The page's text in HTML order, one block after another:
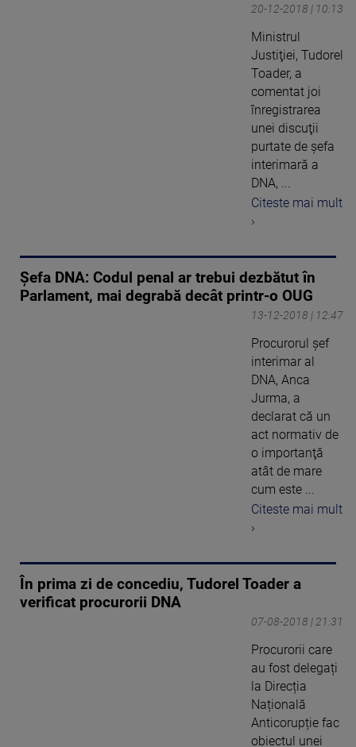
20-12-2018 | 10:13
Ministrul
Justiţiei, Tudorel
Toader, a
comentat joi
înregistrarea
unei discuţii
purtate de şefa
interimară a
DNA, ...
Citeste mai mult
›
Șefa DNA: Codul penal ar trebui dezbătut în
Parlament, mai degrabă decât printr-o OUG
13-12-2018 | 12:47
Procurorul şef
interimar al
DNA, Anca
Jurma, a
declarat că un
act normativ de
o importanţă
atât de mare
cum este ...
Citeste mai mult
›
În prima zi de concediu, Tudorel Toader a
verificat procurorii DNA
07-08-2018 | 21:31
Procurorii care
au fost delegați
la Direcția
Națională
Anticorupție fac
obiectul unei